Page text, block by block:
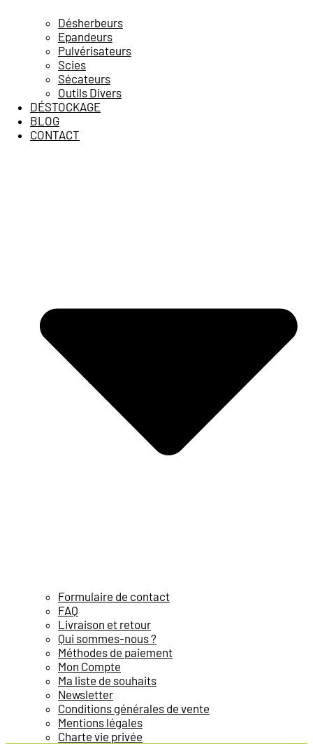
Désherbeurs
Epandeurs
Pulvérisateurs
Scies
Sécateurs
Outils Divers
DÉSTOCKAGE
BLOG
CONTACT
Formulaire de contact
FAQ
Livraison et retour
Qui sommes-nous ?
Méthodes de paiement
Mon Compte
Ma liste de souhaits
Newsletter
Conditions générales de vente
Mentions légales
Charte vie privée